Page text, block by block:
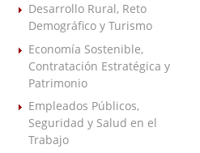
Desarrollo Rural, Reto
Demográfico y Turismo
Economía Sostenible,
Contratación Estratégica y
Patrimonio
Empleados Públicos,
Seguridad y Salud en el
Trabajo